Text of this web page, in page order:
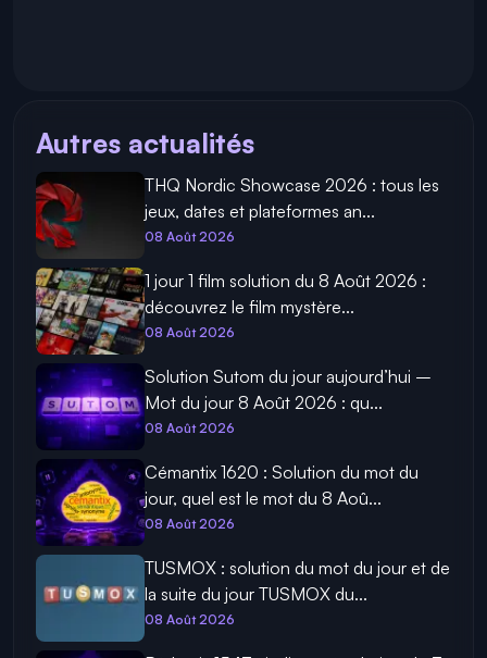
Autres actualités
THQ Nordic Showcase 2026 : tous les
jeux, dates et plateformes an...
08 Août 2026
1 jour 1 film solution du 8 Août 2026 :
découvrez le film mystère...
08 Août 2026
Solution Sutom du jour aujourd’hui –
Mot du jour 8 Août 2026 : qu...
08 Août 2026
Cémantix 1620 : Solution du mot du
jour, quel est le mot du 8 Aoû...
08 Août 2026
TUSMOX : solution du mot du jour et de
la suite du jour TUSMOX du...
08 Août 2026